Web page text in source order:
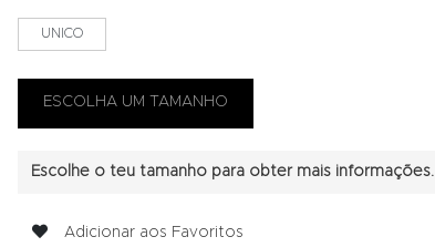
UNICO
Escolhe o teu tamanho para obter mais informações.
Adicionar aos Favoritos